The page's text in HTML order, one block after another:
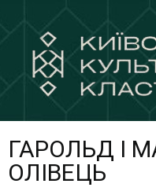
ГАРОЛЬД І
ОЛІВЕЦЬ